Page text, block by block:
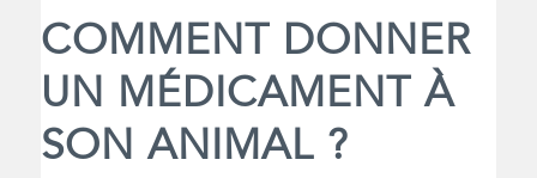
COMMENT DONNER
UN MÉDICAMENT À
SON ANIMAL ?